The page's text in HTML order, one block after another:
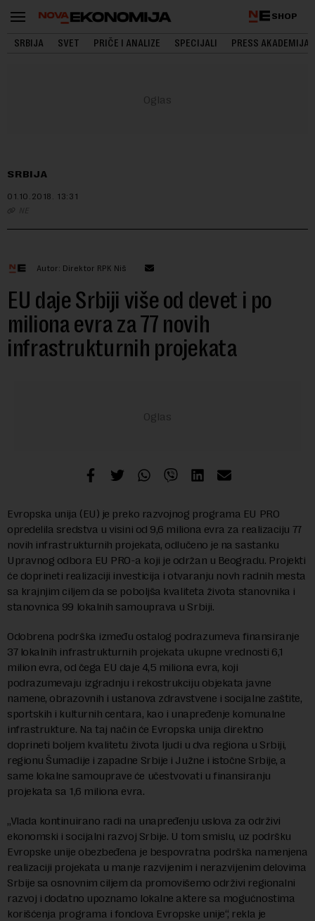
SHOP
SRBIJA SVET PRIČE I ANALIZE SPECIJALI PRESS AKADEMIJA
SRBIJA
01.10.2018. 13:31
NE
Autor: Direktor RPK Niš
EU daje Srbiji više od devet i po
miliona evra za 77 novih
infrastrukturnih projekata
Evropska unija (EU) je preko razvojnog programa EU PRO
opredelila sredstva u visini od 9,6 miliona evra za realizaciju 77
novih infrastrukturnih projekata, odlučeno je na sastanku
Upravnog odbora EU PRO-a koji je održan u Beogradu. Projekti
će doprineti realizaciji investicija i otvaranju novh radnih mesta
sa krajnjim ciljem da se poboljša kvaliteta života stanovnika i
stanovnica 99 lokalnih samouprava u Srbiji.
Odobrena podrška između ostalog podrazumeva finansiranje
37 lokalnih infrastrukturnih projekata ukupne vrednosti 6,1
milion evra, od čega EU daje 4,5 miliona evra, koji
podrazumevaju izgradnju i rekostrukciju objekata javne
namene, obrazovnih i ustanova zdravstvene i socijalne zaštite,
sportskih i kulturnih centara, kao i unapređenje komunalne
infrastrukture. Na taj način će Evropska unija direktno
doprineti boljem kvalitetu života ljudi u dva regiona u Srbiji,
regionu Šumadije i zapadne Srbije i Južne i istočne Srbije, a
same lokalne samouprave će učestvovati u finansiranju
projekata sa 1,6 miliona evra.
„Vlada kontinuirano radi na unapređenju uslova za održivi
ekonomski i socijalni razvoj Srbije. U tom smislu, uz podršku
Evropske unije obezbeđena je bespovratna podrška namenjena
realizaciji projekata u manje razvijenim i nerazvijenim delovima
Srbije sa osnovnim ciljem da promovišemo održivi regionalni
razvoj i dodatno upoznamo lokalne aktere sa mogućnostima
korišćenja programa i fondova Evropske unije“, rekla je